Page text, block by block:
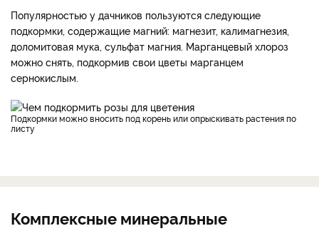
Популярностью у дачников пользуются следующие
подкормки, содержащие магний: магнезит, калимагнезия,
доломитовая мука, сульфат магния. Марганцевый хлороз
можно снять, подкормив свои цветы марганцем
сернокислым.
Подкормки можно вносить под корень или опрыскивать растения по
листу
Комплексные минеральные